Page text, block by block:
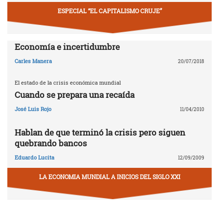
ESPECIAL “EL CAPITALISMO CRUJE”
Economía e incertidumbre
Carles Manera 20/07/2018
El estado de la crisis económica mundial
Cuando se prepara una recaída
José Luis Rojo 11/04/2010
Hablan de que terminó la crisis pero siguen
quebrando bancos
Eduardo Lucita 12/09/2009
LA ECONOMIA MUNDIAL A INICIOS DEL SIGLO XXI